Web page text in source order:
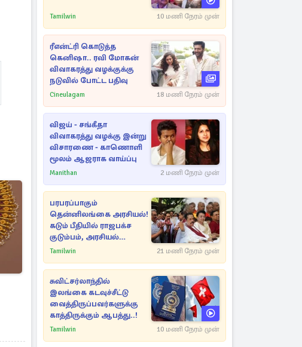
Tamilwin 10 மணி நேரம் முன்
ரீஎன்ட்ரி கொடுத்த
கெனிஷா.. ரவி மோகன்
விவாகரத்து வழக்குக்கு
நடுவில் போட்ட பதிவு
Cineulagam 18 மணி நேரம் முன்
விஜய் - சங்கீதா
விவாகரத்து வழக்கு இன்று
விசாரணை - காணொளி
மூலம் ஆஜராக வாய்ப்பு
Manithan 2 மணி நேரம் முன்
பரபரப்பாகும்
தென்னிலங்கை அரசியல்!
கடும் பீதியில் ராஜபக்ச
குடும்பம், அரசியல்
நட்புகள்
Tamilwin 21 மணி நேரம் முன்
சுவிட்சர்லாந்தில்
இலங்கை கடவுச்சீட்டு
வைத்திருப்பவர்களுக்கு
காத்திருக்கும் ஆபத்து..!
Tamilwin 10 மணி நேரம் முன்